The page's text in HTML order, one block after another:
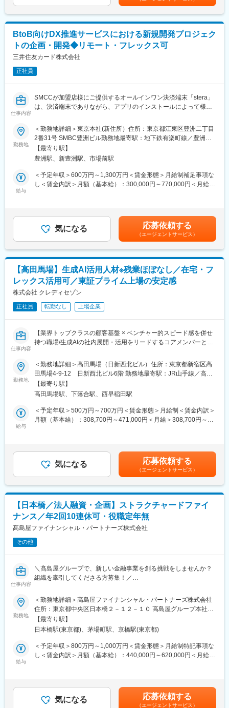
■組織構成：
財務部 ALM室:3名（財務部部長(兼)ALM室室長:1名、その他メン
バー:2名）となります。幅広い社員が混在しており、裁量権を持
って働く環境や活発にコミュニケーションを取り、課題解決に向
けて協力しながら業務に取り組める社風です。
■働き方について：
カジュアルBiz（TPOに合わせて自由な服装で勤務可）や有給休暇
取得率80%以上、時間外労働時間月間13時間の取り組みなどワー
クライフバランス向上のため多くの施策を実施しております。業
務の特性上、持ち帰り仕事もなく決められたシフトの中で働いて
おり、ライフイベントを考慮した働き方が実現可能です。
■入社後のキャリア：
・社員の方がいつでも挑戦できる体制が整っております。
・現場から他部署への異動は入社後2年以上経てば自ら手を上げる
・異動については会社都合の内示での異動が年に2回、公募制度の
異動が年1回となり、社内公募での異動が主流でございます。
変更の範囲：会社の定める業務
督者層のため）賃金はあくまでも目安の金額であり、選考を通じ
て上下する可能性があります。月給(月額)は固定手当を含めた表記
です。
BtoB向けDX推進サービスにおける新規開発プロジェク
トの企画・開発◆リモート・フレックス可
三井住友カード株式会社
正社員
仕事内容
SMCCが加盟店様にご提供するオールインワン決済端末「stera」
は、決済端末でありながら、アプリのインストールによって様々
フォーム「stera market」を運営することで、加盟店様のサービス
の成功を支援しています。
本ポジションでは「stera market」の新規開発プロジェクトにて、
顧客ニーズ聴取から各アプリベンダーとの調整等のプロジェクト
推進からアプリ導入まで一貫してリードいただける方を募集しま
す。
・「stera market」の新規開発
（市場ニーズ、事業者課題の分析と解決策の設計）
・steraプラットフォームを活用した新規ソリューション企画・提
※具体的な担当業務はチーム内で分担をしていますので、経験・適
性に応じて相談予定
※社内の他部門や外部パートナーとの連携も多く、ステークホルダ
ーとの連携が重要な業務
※重要な事業開発を担っているため、役員レイヤーにも直接レポー
ティングをしながら業務を進めています
＜関連サービス＞
・stera terminal向け独自アプリマーケットプレイス「stera
三井住友カードが提供する決済端末「stera terminal」の拡張機
能。stera terminalへスマホやタブレットのようにアプリをインス
トールし活用することで、加盟店ニーズにお応えし、ビジネスを
とや、加盟店様のニーズに合わせて一から開発することもありま
す。
ュレスの推進を通して、より便利で暮らしやすい社会をつくって
いく仕事に携わることが可能。社会的インパクトが大きい大企業
の企画推進に携われる。
・事業規模：30兆円を超えるクレジットカード取り扱い高など、
三井住友フィナンシャルグループの中核を担うスケールの大きさ
・経験の幅広さ：サービスの企画からリリースに至るまで、一気
通貫で新規事業に携わることが可能です。
変更の範囲：変更なし※就業規則 第４４条に基づき出向を命じる
ことがある
勤務地
＜勤務地詳細＞東京本社(新住所）住所：東京都江東区豊洲二丁目
2番31号 SMBC豊洲ビル勤務地最寄駅：地下鉄有楽町線／豊洲駅
受動喫煙対策：屋内全面禁煙変更の範囲：会社の定める事業所
【最寄り駅】
豊洲駅、新豊洲駅、市場前駅
給与
＜予定年収＞600万円～1,300万円＜賃金形態＞月給制補足事項な
し＜賃金内訳＞月額（基本給）：300,000円～770,000円＜月給＞
与：年２回（6月・12月）賃金はあくまでも目安の金額であり、
選考を通じて上下する可能性があります。月給(月額)は固定手当を
含めた表記です。
気になる 応募依頼する
（エージェントサービス）
【高田馬場】生成AI活用人材※残業ほぼなし／在宅・フ
レックス活用可／東証プライム上場の安定感
株式会社 クレディセゾン
正社員 転勤なし 上場企業
仕事内容
【業界トップクラスの顧客基盤 × ベンチャー的スピード感を併せ
持つ職場/生成AIの社内展開・活用をリードするコアメンバーとし
■業務概要
当社は「CSAX（クレディセゾンAIトランスフォーメーション」
を掲げ、生成AIを活用した業務改革を積極的に進めています。
全社のデジタル戦略を推進し、新たなシステムの企画・立案を
担う、システム企画部に所属し、生成AIを用いた業務プロセス改
善・アプリケーション開発・PoC推進などを担当いただきます。
ット、文章要約、ナレッジ検索等）
・社内の課題ヒアリング～要件整理～PoC実施・評価
・他部署やエンジニアチームとの連携によるサービス改善の推進
参考事例：
・ChatGPT Enterprise、Copilotなどの生成AIサービスの推進
・営業支援や受付業務のプロセス改善
・AIポリシーやガイドラインの作成
■システム企画部の特徴
・AX（AIトランスフォーメーション）をリードする中核組織
・AIを前提とした全社業務再設計に携わることができる
・次世代リーダー候補を育成中
・フルフレックス勤務制（標準労働時間：7.5時間）
・リモートワーク可能
・年間休日120日以上／残業ほぼなし
勤務地
＜勤務地詳細＞高田馬場（日新西北ビル）住所：東京都新宿区高
田馬場4-9-12 日新西北ビル6階 勤務地最寄駅：JR山手線／高田
馬場駅受動喫煙対策：屋内全面禁煙変更の範囲：会社の定める事
業所（リモートワーク含む）
【最寄り駅】
高田馬場駅、下落合駅、西早稲田駅
給与
＜予定年収＞500万円～700万円＜賃金形態＞月給制＜賃金内訳＞
月額（基本給）：308,700円～471,000円＜月給＞308,700円～
ルを考慮の上、規定により決定賃金はあくまでも目安の金額であ
り、選考を通じて上下する可能性があります。月給(月額)は固定手
当を含めた表記です。
気になる 応募依頼する
（エージェントサービス）
【日本橋／法人融資・企画】ストラクチャードファイ
ナンス／年2回10連休可・役職定年無
髙島屋ファイナンシャル・パートナーズ株式会社
その他
仕事内容
＼髙島屋グループで、新しい金融事業を創る挑戦をしませんか？
組織を牽引してくださる方募集！／
ファイナンス）・ソーシャルレンディングなどの投融資事業を拡
大中。
今回募集するのは、不動産SPCへのメザニン融資・TK出資のご経
験を活かし、ストラクチャードファイナンス事業を推進できるプ
ロフェッショナルです。
案件ソーシングから審査、契約、モニタリング、さらに新規事業
の創出まで、金融事業の中核を担っていただきます。
◎ストラクチャードファイナンス（プロジェクトファイナンス）
案件を計画中。実務経験を活かし主担当として牽引していただき
勤務地
＜勤務地詳細＞高島屋ファイナンシャル・パートナーズ株式会社
住所：東京都中央区日本橋２－１２－１０ 高島屋グループ本社ビ
ル勤務地最寄駅：東京メトロ 銀座線／日本橋駅受動喫煙対策：
屋内全面禁煙変更の範囲：会社の定める事業所
【最寄り駅】
日本橋駅(東京都)、茅場町駅、京橋駅(東京都)
給与
＜予定年収＞800万円～1,000万円＜賃金形態＞月給制特記事項な
し＜賃金内訳＞月額（基本給）：440,000円～620,000円＜月給＞
て上下する可能性があります。月給(月額)は固定手当を含めた表記
です。 気になる 応募依頼する
（エージェントサービス）